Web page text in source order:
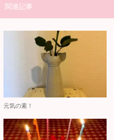
関連記事
元気の素！